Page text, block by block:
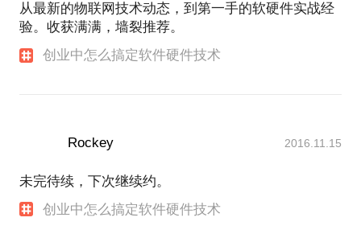
从最新的物联网技术动态，到第一手的软硬件实战经
验。收获满满，墙裂推荐。
创业中怎么搞定软件硬件技术
Rockey 2016.11.15
未完待续，下次继续约。
创业中怎么搞定软件硬件技术